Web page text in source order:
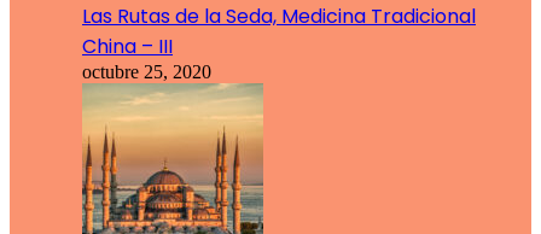
Las Rutas de la Seda, Medicina Tradicional
China – III
octubre 25, 2020